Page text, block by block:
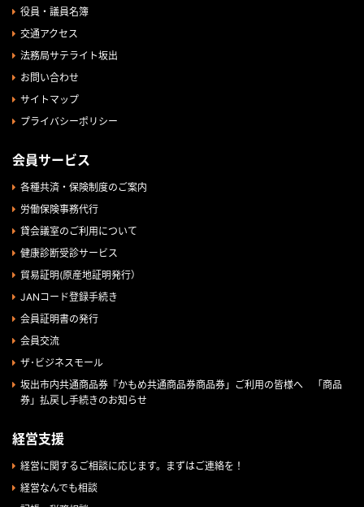
役員・議員名簿
交通アクセス
法務局サテライト坂出
お問い合わせ
サイトマップ
プライバシーポリシー
会員サービス
各種共済・保険制度のご案内
労働保険事務代行
貸会議室のご利用について
健康診断受診サービス
貿易証明(原産地証明発行）
JANコード登録手続き
会員証明書の発行
会員交流
ザ･ビジネスモール
坂出市内共通商品券『かもめ共通商品券商品券」ご利用の皆様へ 「商品
券」払戻し手続きのお知らせ
経営支援
経営に関するご相談に応じます。まずはご連絡を！
経営なんでも相談